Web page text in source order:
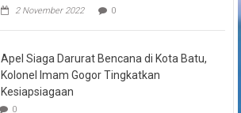
2 November 2022 0
Apel Siaga Darurat Bencana di Kota Batu,
Kolonel Imam Gogor Tingkatkan
Kesiapsiagaan
0